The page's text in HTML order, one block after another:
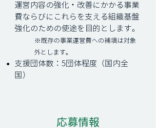
運営内容の強化・改善にかかる事業
費ならびにこれらを支える組織基盤
強化のための使途を目的とします。
※既存の事業運営費への補填は対象
外とします。
支援団体数：5団体程度（国内全
国）
応募情報